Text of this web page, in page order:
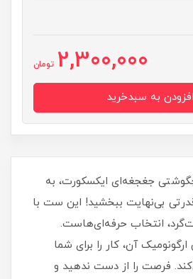
2,300,000 تومان
پیچگوشتی جغجغه‌ای ایکسکورت، به
بی‌نهایت ببخشید! این ست با
انتخاب حرفه‌ای‌هاست.
آن، کار را برای شما
فرصت را از دست ندهید و